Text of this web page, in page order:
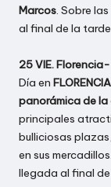
Marcos. Sobre
al final de la
25 VIE.
Día en FLORENCIA
panorámica de la
principales
bulliciosas
en sus
llegada al final